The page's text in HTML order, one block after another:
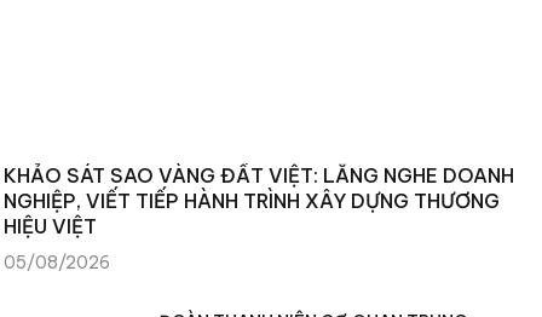
KHẢO SÁT SAO VÀNG ĐẤT VIỆT: LẮNG NGHE DOANH
NGHIỆP, VIẾT TIẾP HÀNH TRÌNH XÂY DỰNG THƯƠNG
HIỆU VIỆT
05/08/2026